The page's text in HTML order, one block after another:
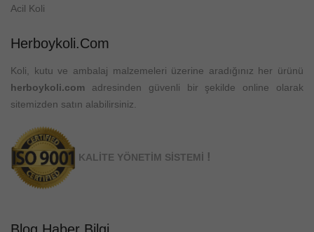
Acil Koli
Herboykoli.com
Koli, kutu ve ambalaj malzemeleri üzerine aradığınız her ürünü
herboykoli.com adresinden güvenli bir şekilde online olarak
sitemizden satın alabilirsiniz.
KALİTE YÖNETİM SİSTEMİ !